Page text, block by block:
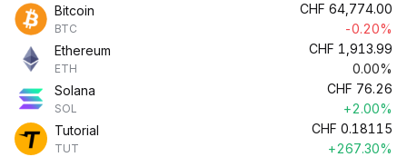
Bitcoin
BTC
CHF 64,774.00
-0.20%
Ethereum
ETH
CHF 1,913.99
0.00%
Solana
SOL
CHF 76.26
+2.00%
Tutorial
TUT
CHF 0.18115
+267.30%